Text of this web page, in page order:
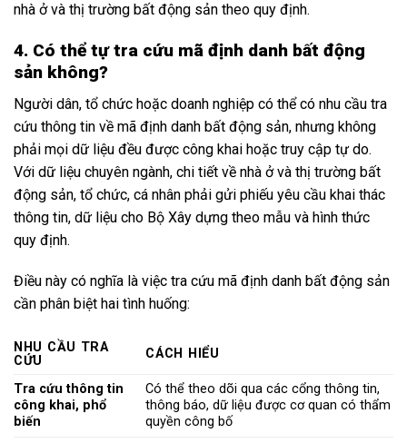
nhà ở và thị trường bất động sản theo quy định.
4. Có thể tự tra cứu mã định danh bất động
sản không?
Người dân, tổ chức hoặc doanh nghiệp có thể có nhu cầu tra
cứu thông tin về mã định danh bất động sản, nhưng không
phải mọi dữ liệu đều được công khai hoặc truy cập tự do.
Với dữ liệu chuyên ngành, chi tiết về nhà ở và thị trường bất
động sản, tổ chức, cá nhân phải gửi phiếu yêu cầu khai thác
thông tin, dữ liệu cho Bộ Xây dựng theo mẫu và hình thức
quy định.
Điều này có nghĩa là việc tra cứu mã định danh bất động sản
cần phân biệt hai tình huống:
NHU CẦU TRA
CỨU
CÁCH HIỂU
Tra cứu thông tin
công khai, phổ
biến
Có thể theo dõi qua các cổng thông tin,
thông báo, dữ liệu được cơ quan có thẩm
quyền công bố